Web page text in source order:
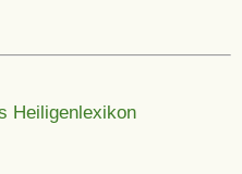
Heiligenlexikon